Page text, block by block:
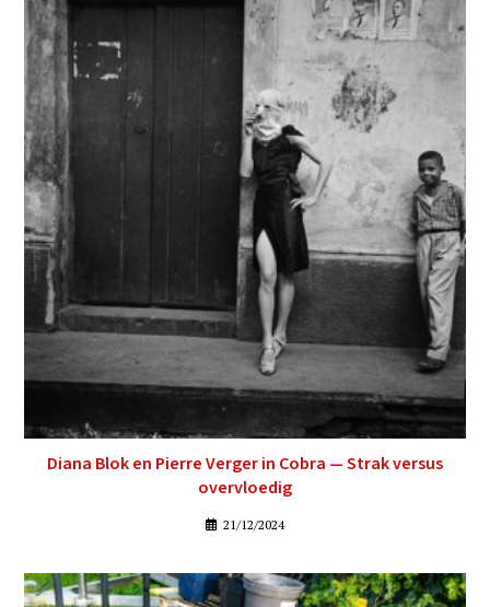
Diana Blok en Pierre Verger in Cobra — Strak versus
overvloedig
21/12/2024